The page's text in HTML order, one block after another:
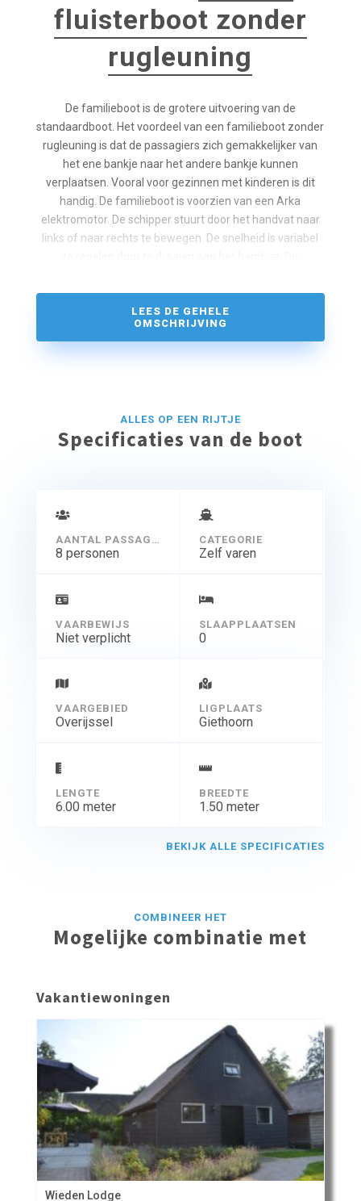
fluisterboot zonder
rugleuning
De familieboot is de grotere uitvoering van de
standaardboot. Het voordeel van een familieboot zonder
rugleuning is dat de passagiers zich gemakkelijker van
het ene bankje naar het andere bankje kunnen
verplaatsen. Vooral voor gezinnen met kinderen is dit
handig. De familieboot is voorzien van een Arka
elektromotor. De schipper stuurt door het handvat naar
links of naar rechts te bewegen. De snelheid is variabel
personen.
LEES DE GEHELE
OMSCHRIJVING
ALLES OP EEN RIJTJE
Specificaties van de boot
AANTAL PASSAGIERS
8 personen
CATEGORIE
Zelf varen
VAARBEWIJS
Niet verplicht
SLAAPPLAATSEN
0
VAARGEBIED
Overijssel
LIGPLAATS
Giethoorn
LENGTE
6.00 meter
BREEDTE
1.50 meter
BEKIJK ALLE SPECIFICATIES
COMBINEER HET
Mogelijke combinatie met
Vakantiewoningen
Wieden Lodge